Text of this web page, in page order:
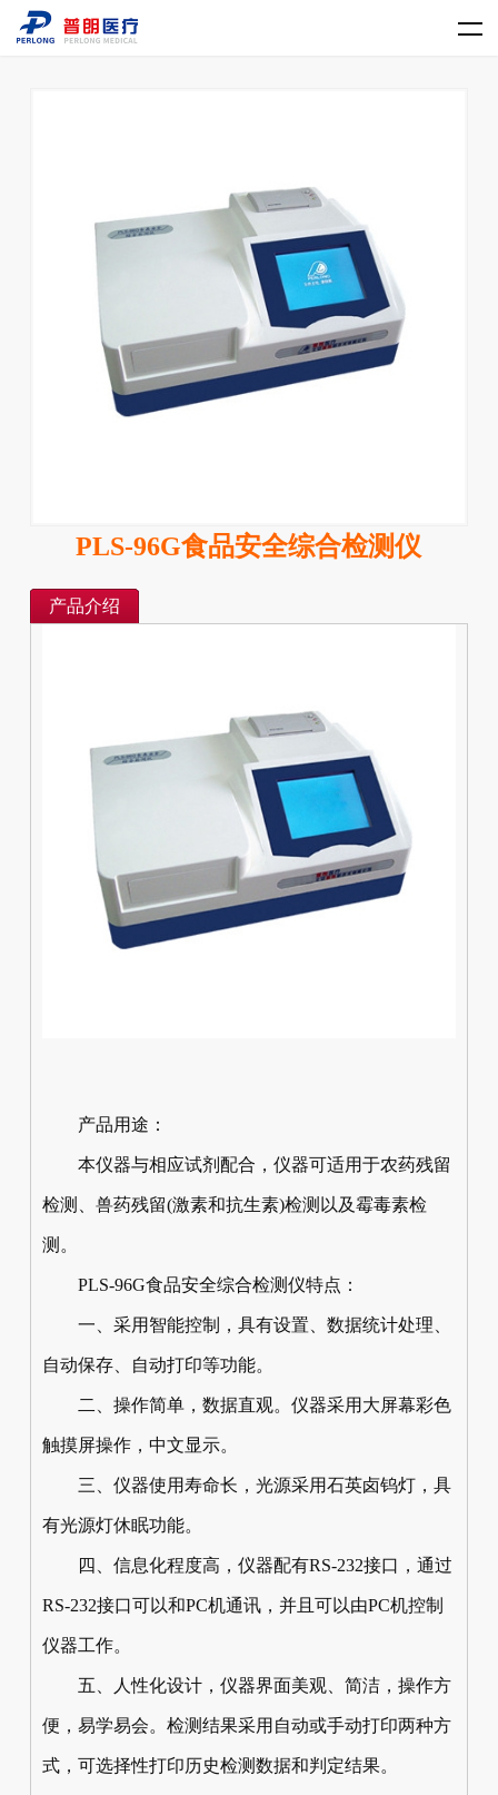
LD.COM
PLS-96G食品安全综合检测仪
产品介绍
产品用途：
本仪器与相应试剂配合，仪器可适用于农药残留
检测、兽药残留(激素和抗生素)检测以及霉毒素检
测。
PLS-96G食品安全综合检测仪特点：
一、采用智能控制，具有设置、数据统计处理、
自动保存、自动打印等功能。
二、操作简单，数据直观。仪器采用大屏幕彩色
触摸屏操作，中文显示。
三、仪器使用寿命长，光源采用石英卤钨灯，具
有光源灯休眠功能。
四、信息化程度高，仪器配有RS-232接口，通过
RS-232接口可以和PC机通讯，并且可以由PC机控制
仪器工作。
五、人性化设计，仪器界面美观、简洁，操作方
便，易学易会。检测结果采用自动或手动打印两种方
式，可选择性打印历史检测数据和判定结果。